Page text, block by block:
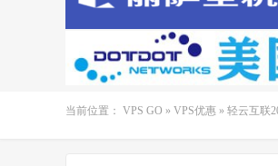
当前位置： VPS GO » VPS优惠 » 轻云互联